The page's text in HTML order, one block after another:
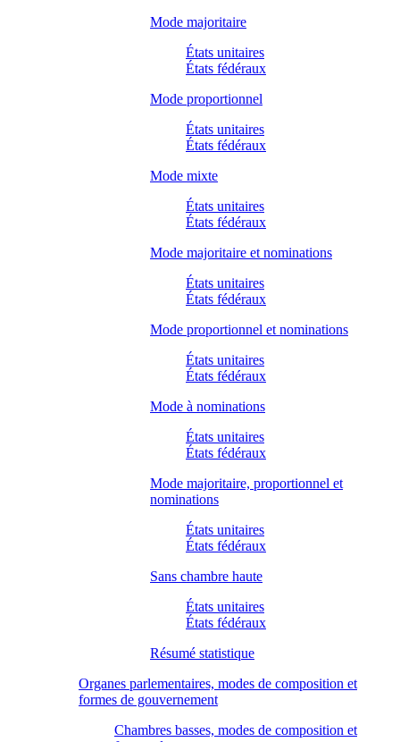
Mode majoritaire
États unitaires
États fédéraux
Mode proportionnel
États unitaires
États fédéraux
Mode mixte
États unitaires
États fédéraux
Mode majoritaire et nominations
États unitaires
États fédéraux
Mode proportionnel et nominations
États unitaires
États fédéraux
Mode à nominations
États unitaires
États fédéraux
Mode majoritaire, proportionnel et
nominations
États unitaires
États fédéraux
Sans chambre haute
États unitaires
États fédéraux
Résumé statistique
Organes parlementaires, modes de composition et
formes de gouvernement
Chambres basses, modes de composition et